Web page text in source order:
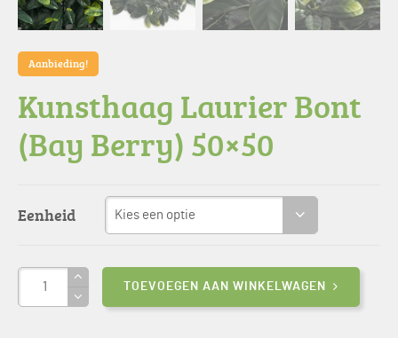
Aanbieding!
Kunsthaag Laurier Bont
(Bay Berry) 50×50
Eenheid
Aantal TOEVOEGEN AAN WINKELWAGEN